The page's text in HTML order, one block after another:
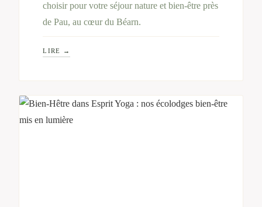
choisir pour votre séjour nature et bien-être près
de Pau, au cœur du Béarn.
LIRE →